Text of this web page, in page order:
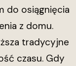
do osiągnięcia
z domu.
tradycyjne
czasu. Gdy